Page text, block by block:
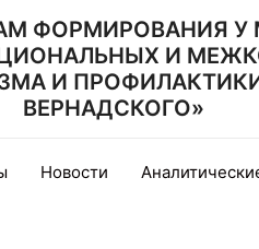
ФОРМИРОВАНИЯ
И
И
ВЕРНАДСКОГО»
Новости